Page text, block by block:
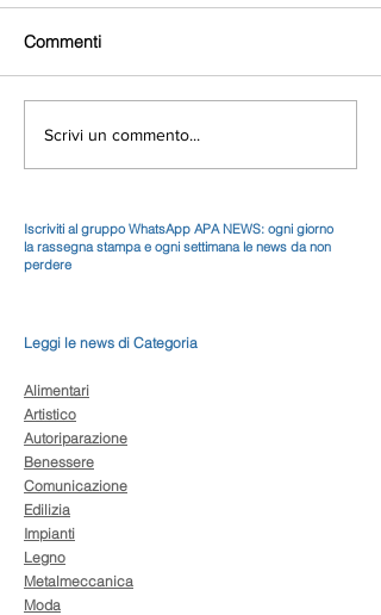
Commenti
Scrivi un commento...
Iscriviti al gruppo WhatsApp APA NEWS: ogni giorno
la rassegna stampa e ogni settimana le news da non
perdere
Leggi le news di Categoria
Alimentari
Artistico
Autoriparazione
Benessere
Comunicazione
Edilizia
Impianti
Legno
Metalmeccanica
Moda